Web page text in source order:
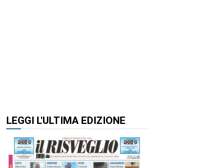
LEGGI L'ULTIMA EDIZIONE